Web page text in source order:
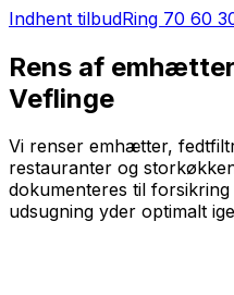
Indhent tilbudRing 70 60
Rens af
Veflinge
Vi renser emhætter,
restauranter og
dokumenteres til
udsugning yder optimalt